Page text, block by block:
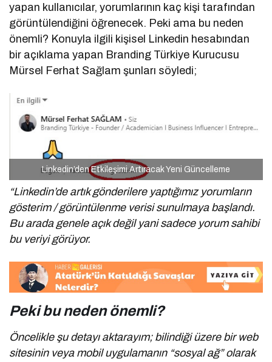
yapan kullanıcılar, yorumlarının kaç kişi tarafından
görüntülendiğini öğrenecek. Peki ama bu neden
önemli? Konuyla ilgili kişisel Linkedin hesabından
bir açıklama yapan Branding Türkiye Kurucusu
Mürsel Ferhat Sağlam şunları söyledi;
Linkedin’den Etkileşimi Artıracak Yeni Güncelleme
“Linkedin’de artık gönderilere yaptığımız yorumların
gösterim / görüntülenme verisi sunulmaya başlandı.
Bu arada genele açık değil yani sadece yorum sahibi
bu veriyi görüyor.
Peki bu neden önemli?
Öncelikle şu detayı aktarayım; bilindiği üzere bir web
sitesinin veya mobil uygulamanın “sosyal ağ” olarak